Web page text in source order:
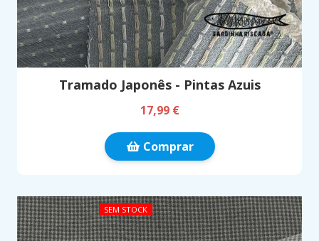
Tramado Japonês - Pintas Azuis
17,99 €
Comprar
SEM STOCK